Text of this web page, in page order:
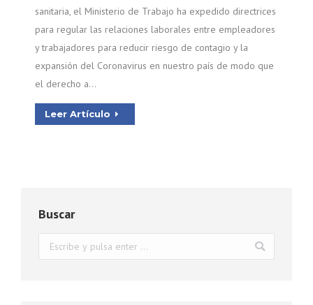
sanitaria, el Ministerio de Trabajo ha expedido directrices
para regular las relaciones laborales entre empleadores
y trabajadores para reducir riesgo de contagio y la
expansión del Coronavirus en nuestro país de modo que
el derecho a…
Leer Artículo
Buscar
Buscar: